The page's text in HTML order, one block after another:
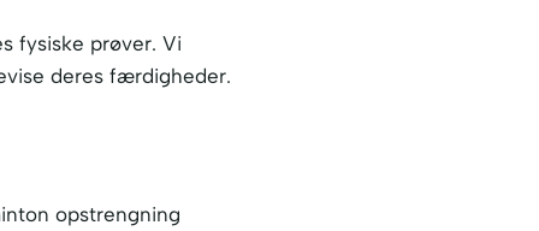
fysiske prøver. Vi
deres færdigheder.
opstrengning